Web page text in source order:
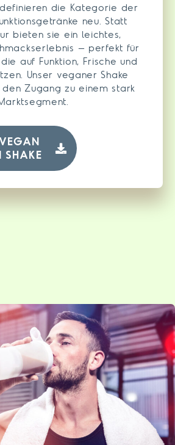
die Kategorie der
neu. Statt
bieten sie ein leichtes,
– perfekt für
auf Funktion, Frische und
Unser veganer Shake
Zugang zu einem stark
SHAKE